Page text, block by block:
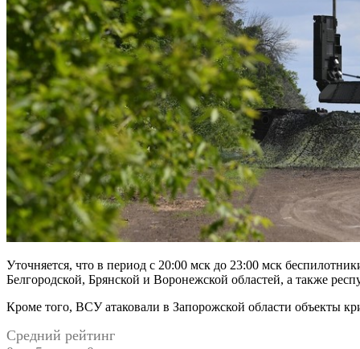
Уточняется, что в период с 20:00 мск до 23:00 мск
Белгородской, Брянской и Воронежской областей, а также
Кроме того, ВСУ атаковали в Запорожской области объекты
Средний рейтинг